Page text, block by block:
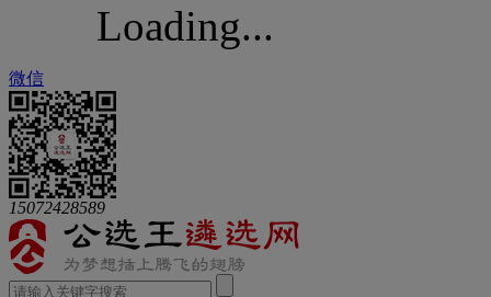
Loading...
微信
15072428589